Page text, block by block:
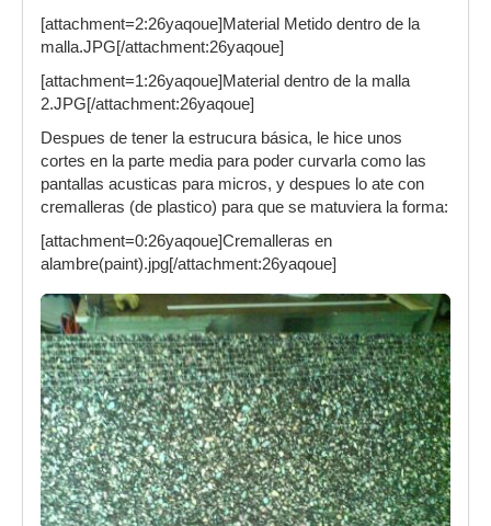
[attachment=2:26yaqoue]Material Metido dentro de la
malla.JPG[/attachment:26yaqoue]
[attachment=1:26yaqoue]Material dentro de la malla
2.JPG[/attachment:26yaqoue]
Despues de tener la estrucura básica, le hice unos
cortes en la parte media para poder curvarla como las
pantallas acusticas para micros, y despues lo ate con
cremalleras (de plastico) para que se matuviera la forma:
[attachment=0:26yaqoue]Cremalleras en
alambre(paint).jpg[/attachment:26yaqoue]